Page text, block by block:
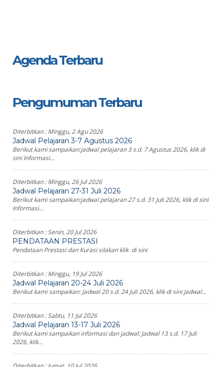
Agenda Terbaru
Pengumuman Terbaru
Diterbitkan :Minggu, 2 Agu 2026
Jadwal Pelajaran 3-7 Agustus 2026
Berikut kami sampaikan:jadwal pelajaran 3 s.d. 7 Agustus 2026, klik di
sini Informasi...
Diterbitkan :Minggu, 26 Jul 2026
Jadwal Pelajaran 27-31 Juli 2026
Berikut kami sampaikan:jadwal pelajaran 27 s.d. 31 Juli 2026, klik di sini
Informasi...
Diterbitkan :Senin, 20 Jul 2026
PENDATAAN PRESTASI
Pendataan Prestasi dan Kurasi silakan klik di sini
Diterbitkan :Minggu, 19 Jul 2026
Jadwal Pelajaran 20-24 Juli 2026
Berikut kami sampaikan: Jadwal 20 s.d. 24 Juli 2026, klik di sini Jadwal...
Diterbitkan :Sabtu, 11 Jul 2026
Jadwal Pelajaran 13-17 Juli 2026
Berikut kami sampaikan informasi dan jadwal: Jadwal 13 s.d. 17 Juli
2026, klik...